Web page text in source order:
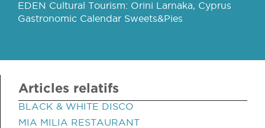
EDEN Cultural Tourism: Orini Larnaka, Cyprus
Gastronomic Calendar Sweets&Pies
Articles relatifs
BLACK & WHITE DISCO
MIA MILIA RESTAURANT